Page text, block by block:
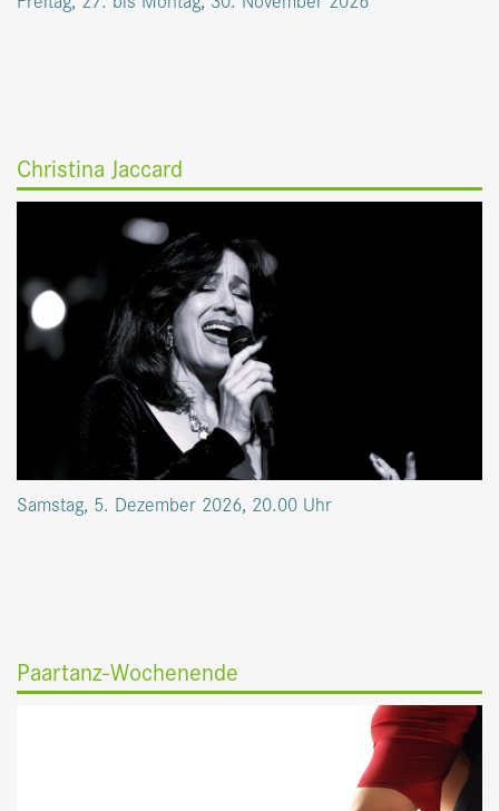
Christina Jaccard
Samstag, 5. Dezember 2026, 20.00 Uhr
Paartanz-Wochenende